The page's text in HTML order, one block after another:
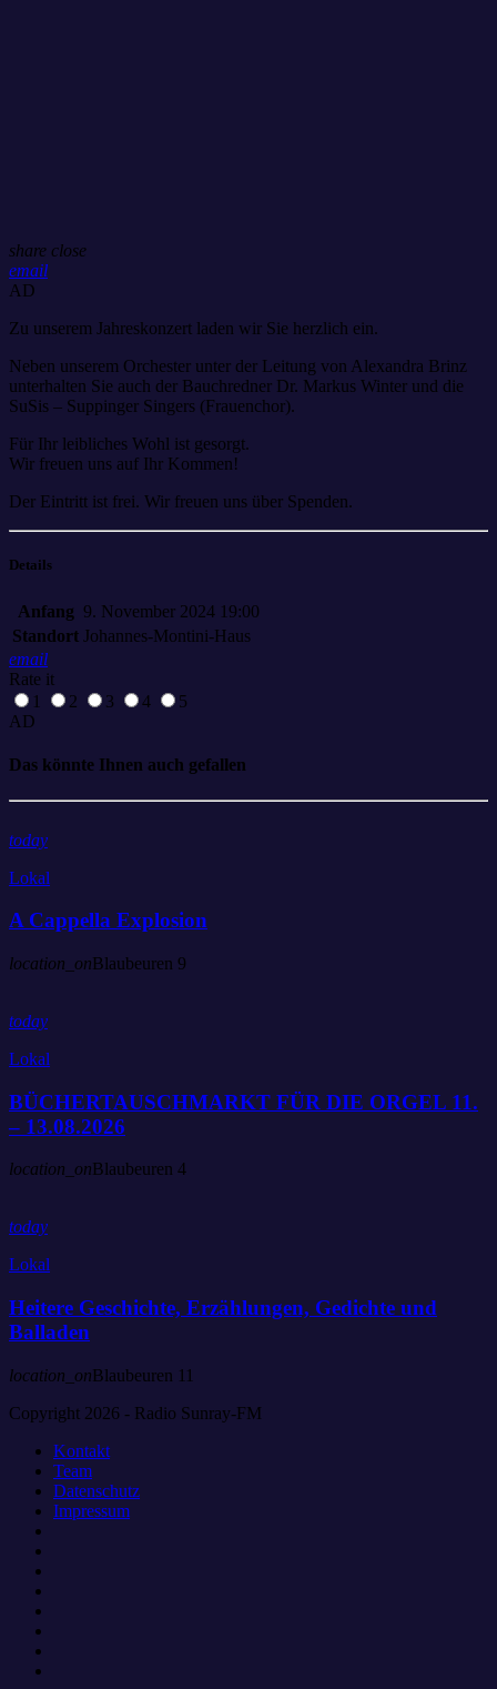
share close
email
AD
Zu unserem Jahreskonzert laden wir Sie herzlich ein.
Neben unserem Orchester unter der Leitung von Alexandra Brinz
unterhalten Sie auch der Bauchredner Dr. Markus Winter und die
SuSis – Suppinger Singers (Frauenchor).
Für Ihr leibliches Wohl ist gesorgt.
Wir freuen uns auf Ihr Kommen!
Der Eintritt ist frei. Wir freuen uns über Spenden.
Details
Anfang 9. November 2024 19:00
Standort Johannes-Montini-Haus
email
Rate it
1
2 3 4
5
AD
Das könnte Ihnen auch gefallen
today
Lokal
A Cappella Explosion
location_onBlaubeuren 9
today
Lokal
BÜCHERTAUSCHMARKT FÜR DIE ORGEL 11.
– 13.08.2026
location_on Blaubeuren 4
today
Lokal
Heitere Geschichte, Erzählungen, Gedichte und
Balladen
location_onBlaubeuren 11
Copyright 2026 - Radio Sunray-FM
Kontakt
Team
Datenschutz
Impressum